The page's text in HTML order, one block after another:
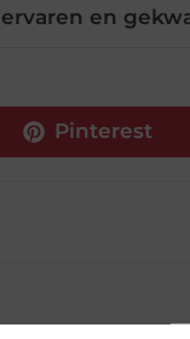
en
Pinterest